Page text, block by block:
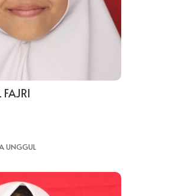
FAJRI
UNGGUL